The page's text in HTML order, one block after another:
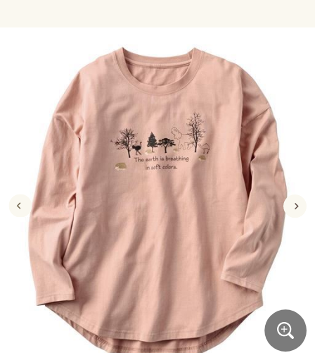
ジュニア・ティーンズ下着
メンズファッション
メンズ下着
家電・雑貨すべて
キッチン・雑貨・日用品
寝具・インテリア・家具
寝具・インテリア・家具通販すべて
家具・収納
寝具・ベッド
カーテン・ラグ・ファブリック
美容・健康
美容・健康通販すべて
美容・健康・サプリメント
制服・スクール
制服・スクールすべて
制服・学生服
ジュニア・ティーンズ下着
大きいサイズ
大きいサイズ通販すべて
大きいサイズ レディース服
大きいサイズ レディース下着
大きいサイズ メンズ
バーゲン
バーゲンセール
シークレットセール
詳細検索
商品カテゴリ一覧
ジュニア・ティーンズ下着
キッチン・雑貨・日用品
寝具・インテリア・家具通販すべて
家具・収納
寝具・ベッド
カーテン・ラグ・ファブリック
美容・健康通販すべて
美容・健康・サプリメント
制服・スクール
制服・スクールすべて
制服・学生服
ジュニア・ティーンズ下着
大きいサイズ
大きいサイズ通販すべて
大きいサイズ レディース服
大きいサイズ レディース下着
大きいサイズ メンズ
大きいサイズ 事務・制服
バーゲン
バーゲンセール
シークレットセール
詳細検索
商品カテゴリ一覧
カタログ
カタログ・チラシからのご注文